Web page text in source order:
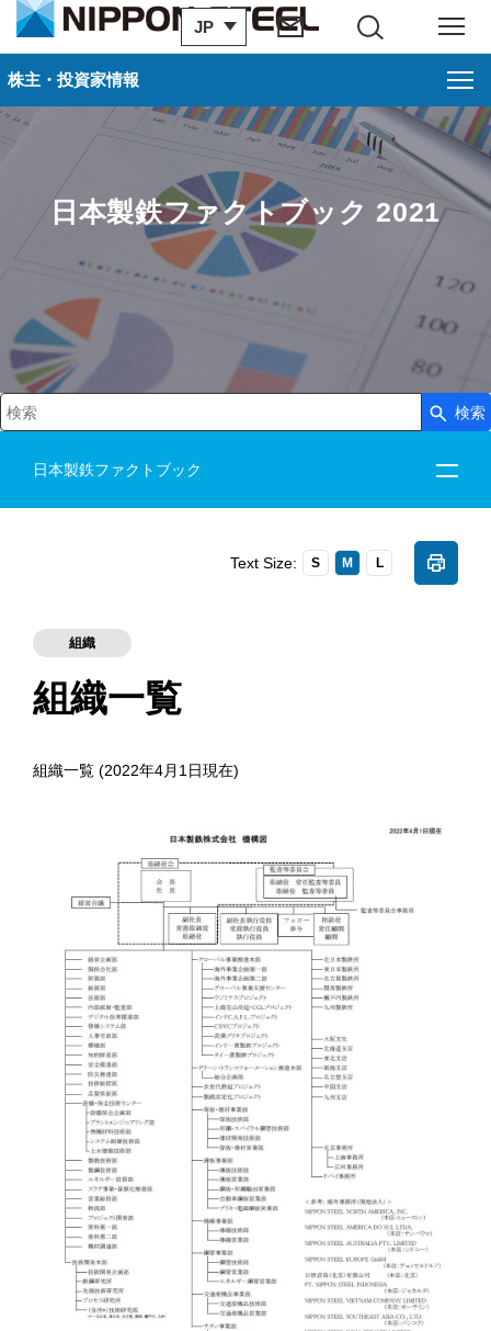
JP
サイト内検索 メニュー
日本製鉄ファクトブック 2021
検索キーワード入力
検索
日本製鉄ファクトブック
Text Size: S M L
組織
組織一覧
組織一覧 (2022年4月1日現在)
株主・投資家情報